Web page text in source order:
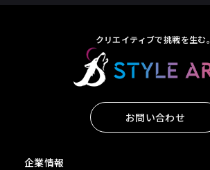
クリエイティブで挑戦を生む。
お問い合わせ
企業情報